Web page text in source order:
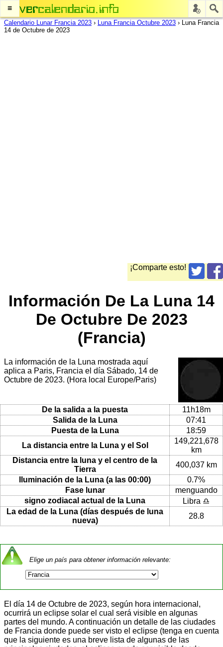
≡
Calendario Lunar Francia 2023 › Luna Francia Octubre 2023 › Luna Francia
14 de Octubre de 2023
¡Comparte esto!
Información De La Luna 14
De Octubre De 2023
(Francia)
La información de la Luna mostrada aquí
aplica a Paris, Francia el día Sábado, 14 de
Octubre de 2023. (Hora local Europe/Paris)
De la salida a la puesta
11h18m
Salida de la Luna
07:41
Puesta de la Luna
18:59
La distancia entre la Luna y el Sol
149,221,678
km
Distancia entre la luna y el centro de la
Tierra
400,037 km
Iluminación de la Luna (a las 00:00)
0.7%
Fase lunar
menguando
signo zodiacal actual de la Luna
Libra ♎
La edad de la Luna (días después de luna
nueva)
28.8
Elige un país para obtener información relevante:
El día 14 de Octubre de 2023, según hora internacional,
ocurrirá un eclipse solar el cual será visible en algunas
partes del mundo. A continuación un detalle de las ciudades
de Francia donde puede ser visto el eclipse (tenga en cuenta
que la siguiente es una breve lista de algunas de las